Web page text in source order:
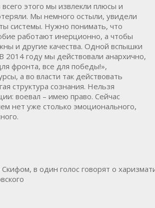
этого мы извлекли плюсы и
Мы немного остыли, увидели
системы. Нужно понимать, что
работают инерционно, а чтобы
и другие качества. Одной вспышки
2014 году мы действовали анархично,
фронта, все для победы!»,
а во власти так действовать
структура сознания. Нельзя
воевал – имею право. Сейчас
нет уже столько эмоционального,
в один голос говорят о